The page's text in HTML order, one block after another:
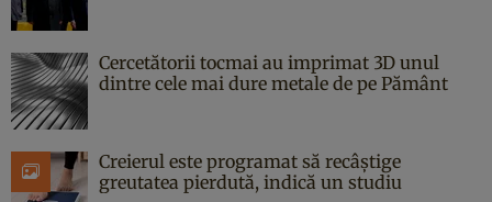
Cercetătorii tocmai au imprimat 3D unul
dintre cele mai dure metale de pe Pământ
Creierul este programat să recâștige
greutatea pierdută, indică un studiu